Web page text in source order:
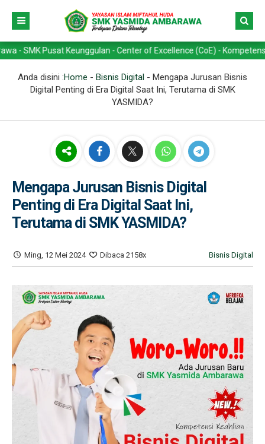
Pusat Keunggulan - Center of Excellence (CoE) - Kompetensi
Anda disini :Home - Bisnis Digital - Mengapa Jurusan Bisnis
Digital Penting di Era Digital Saat Ini, Terutama di SMK
YASMIDA?
Mengapa Jurusan Bisnis Digital
Penting di Era Digital Saat Ini,
Terutama di SMK YASMIDA?
Ming, 12 Mei 2024 Dibaca 2158x Bisnis Digital